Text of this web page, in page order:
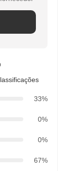
33%
0%
0%
67%